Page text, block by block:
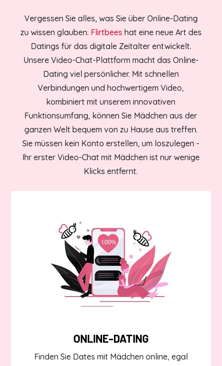
Vergessen Sie alles, was Sie über Online-Dating
zu wissen glauben. Flirtbees hat eine neue Art des
Datings für das digitale Zeitalter entwickelt.
Unsere Video-Chat-Plattform macht das Online-
Dating viel persönlicher. Mit schnellen
Verbindungen und hochwertigem Video,
kombiniert mit unserem innovativen
Funktionsumfang, können Sie Mädchen aus der
ganzen Welt bequem von zu Hause aus treffen.
Sie müssen kein Konto erstellen, um loszulegen -
Ihr erster Video-Chat mit Mädchen ist nur wenige
Klicks entfernt.
ONLINE-DATING
Finden Sie Dates mit Mädchen online, egal